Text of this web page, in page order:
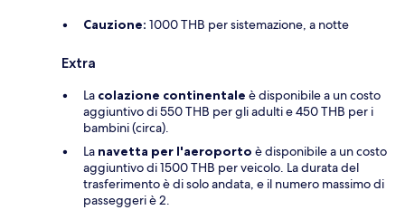
Cauzione: 1000 THB per sistemazione, a notte
Extra
La colazione continentale è disponibile a un costo
aggiuntivo di 550 THB per gli adulti e 450 THB per i
bambini (circa).
La navetta per l'aeroporto è disponibile a un costo
aggiuntivo di 1500 THB per veicolo. La durata del
trasferimento è di solo andata, e il numero massimo di
passeggeri è 2.